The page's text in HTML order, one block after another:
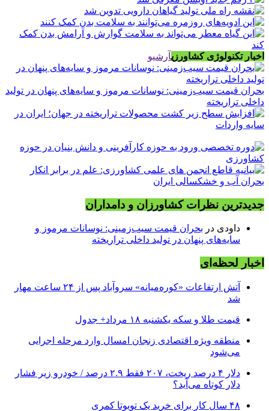
اخبار تکنولوژی کشاورزیآرشیو
بحران قیمت سیب‌زمینی: نوسانات مرموز و سایه‌های پنهان در تولید
داخلی تراریخته
جدیدترین نظرات کشاورزان و دامداران
داودی در بحران قیمت سیب‌زمینی: نوسانات مرموز و
سایه‌های پنهان در تولید داخلی تراریخته
اخبار لحظه‌ای
آتش ارتفاعات «کوره‌میانه» سروآباد پس از ۲۴ ساعت مهار
شد
قیمت طلا و سکه یکشنبه ۱۸ مرداد+ جدول
منطقه ویژه اقتصادی زنجان امسال وارد مرحله اجرایی
می‌شود
دلار ۴ درصد ریخت، ۲۰۷ فقط ۲.۹ درصد / خودرو زیر فشار
دلار کوتاه می‌آید؟
۴۸ سال کار برای خرید یک تویوتا کمری